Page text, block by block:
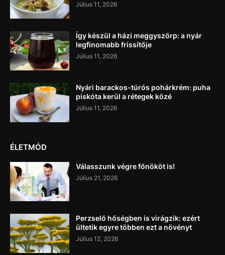
Július 11, 2026
Így készül a házi meggyszörp: a nyár
legfinomabb frissítője
Július 11, 2026
Nyári barackos-túrós pohárkrém: puha
piskóta kerül a rétegek közé
Július 11, 2026
ÉLETMÓD
Válasszunk végre főnököt is!
Július 21, 2026
Perzselő hőségben is virágzik: ezért
ültetik egyre többen ezt a növényt
Július 12, 2026